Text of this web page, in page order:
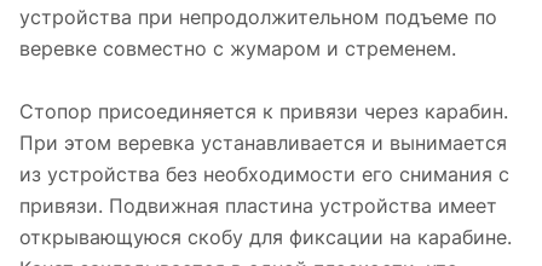
устройства при непродолжительном подъеме по
веревке совместно с жумаром и стременем.
Стопор присоединяется к привязи через карабин.
При этом веревка устанавливается и вынимается
из устройства без необходимости его снимания с
привязи. Подвижная пластина устройства имеет
открывающуюся скобу для фиксации на карабине.